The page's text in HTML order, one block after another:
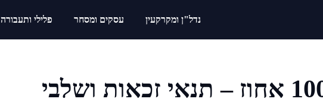
נדל"ן ומקרקעין עסקים ומסחר פלילי ותעבורה
קצבת נכות כללית 100 אחוז – תנאי זכאות ושלבי